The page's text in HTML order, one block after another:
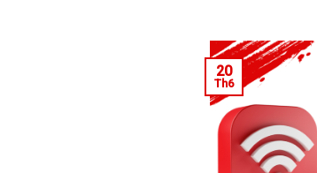
20
Th6